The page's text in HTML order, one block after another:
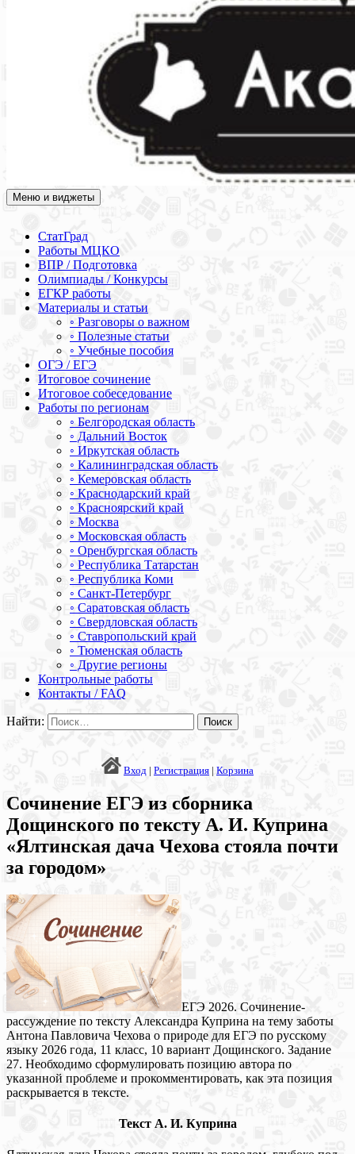
Академия СОВА
Подготовка к ЕГЭ, ОГЭ, ВПР, МЦКО, СтатГрад, КДР, ВОШ,
Меню и виджеты
СтатГрад
Работы МЦКО
ВПР / Подготовка
Олимпиады / Конкурсы
ЕГКР работы
Материалы и статьи
◦ Разговоры о важном
◦ Полезные статьи
◦ Учебные пособия
ОГЭ / ЕГЭ
Итоговое сочинение
Итоговое собеседование
Работы по регионам
◦ Белгородская область
◦ Дальний Восток
◦ Иркутская область
◦ Калининградская область
◦ Кемеровская область
◦ Краснодарский край
◦ Красноярский край
◦ Москва
◦ Московская область
◦ Оренбургская область
◦ Республика Татарстан
◦ Республика Коми
◦ Санкт-Петербург
◦ Саратовская область
◦ Свердловская область
◦ Ставропольский край
◦ Тюменская область
◦ Другие регионы
Контрольные работы
Контакты / FAQ
Найти:
Вход | Регистрация | Корзина
Сочинение ЕГЭ из сборника
Дощинского по тексту А. И. Куприна
«Ялтинская дача Чехова стояла почти
за городом»
ЕГЭ 2026. Сочинение-
рассуждение по тексту Александра Куприна на тему заботы
Антона Павловича Чехова о природе для ЕГЭ по русскому
языку 2026 года, 11 класс, 10 вариант Дощинского. Задание
27. Необходимо сформулировать позицию автора по
указанной проблеме и прокомментировать, как эта позиция
раскрывается в тексте.
Текст А. И. Куприна